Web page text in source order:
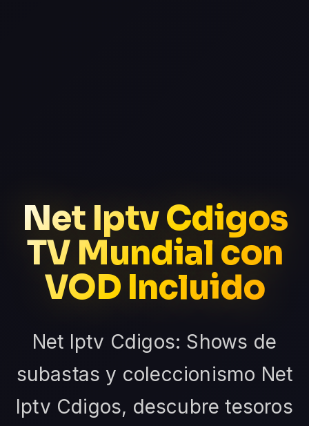
Net Iptv Cdigos
TV Mundial con
VOD Incluido
Net Iptv Cdigos: Shows de
subastas y coleccionismo Net
Iptv Cdigos, descubre tesoros